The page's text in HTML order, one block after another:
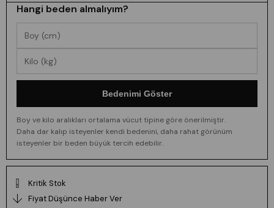
Hangi beden almalıyım?
Bedenimi Göster
Boy ve kilo aralıkları ortalama vücut tipine göre önerilmiştir.
Daha dar kalıp isteyenler kendi bedenini, daha rahat görünüm
isteyenler bir beden büyük tercih edebilir.
Kritik Stok
Fiyat Düşünce Haber Ver